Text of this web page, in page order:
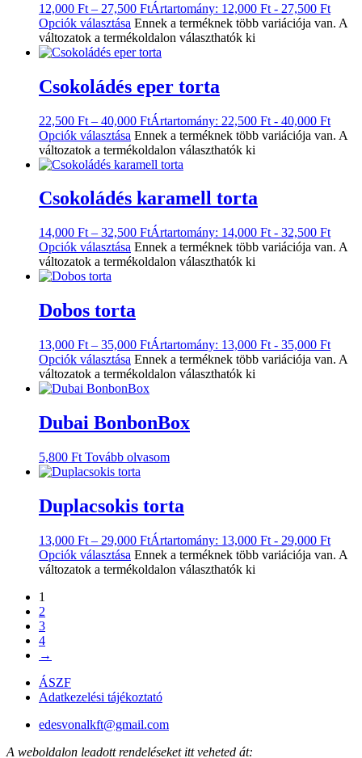
12,000 Ft – 27,500 FtÁrtartomány: 12,000 Ft - 27,500 Ft
Opciók választása Ennek a terméknek több variációja van. A
változatok a termékoldalon választhatók ki
Csokoládés eper torta
22,500 Ft – 40,000 FtÁrtartomány: 22,500 Ft - 40,000 Ft
Opciók választása Ennek a terméknek több variációja van. A
változatok a termékoldalon választhatók ki
Csokoládés karamell torta
14,000 Ft – 32,500 FtÁrtartomány: 14,000 Ft - 32,500 Ft
Opciók választása Ennek a terméknek több variációja van. A
változatok a termékoldalon választhatók ki
Dobos torta
13,000 Ft – 35,000 FtÁrtartomány: 13,000 Ft - 35,000 Ft
Opciók választása Ennek a terméknek több variációja van. A
változatok a termékoldalon választhatók ki
Dubai BonbonBox
5,800 Ft Tovább olvasom
Duplacsokis torta
13,000 Ft – 29,000 FtÁrtartomány: 13,000 Ft - 29,000 Ft
Opciók választása Ennek a terméknek több variációja van. A
változatok a termékoldalon választhatók ki
1
2
3
4
→
ÁSZF
Adatkezelési tájékoztató
edesvonalkft@gmail.com
A weboldalon leadott rendeléseket itt veheted át: